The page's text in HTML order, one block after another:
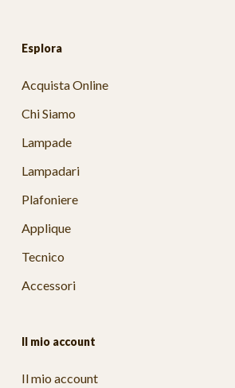
Esplora
Acquista Online
Chi Siamo
Lampade
Lampadari
Plafoniere
Applique
Tecnico
Accessori
Il mio account
Il mio account